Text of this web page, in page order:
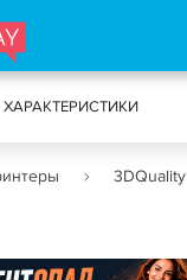
3D-СКАНЕРЫ
ХАРАКТЕРИСТИКИ
3DQuality